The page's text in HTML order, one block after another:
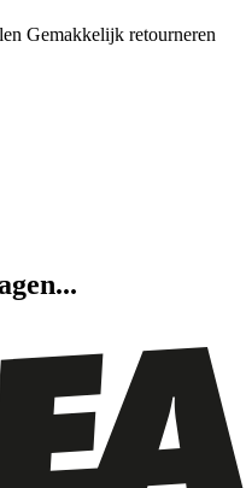
Gemakkelijk retourneren